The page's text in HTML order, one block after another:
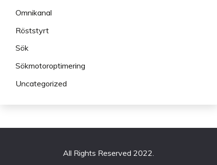
Omnikanal
Röststyrt
Sök
Sökmotoroptimering
Uncategorized
All Rights Reserved 2022.